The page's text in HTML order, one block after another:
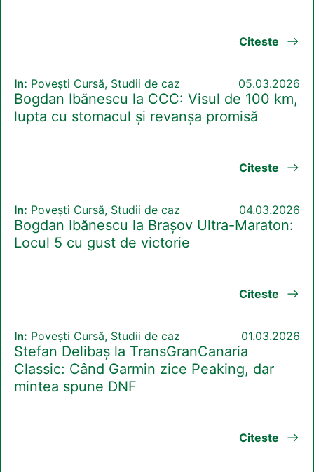
Citeste
In: Povești Cursă, Studii de caz 05.03.2026
Bogdan Ibănescu la CCC: Visul de 100 km,
lupta cu stomacul și revanșa promisă
Citeste
In: Povești Cursă, Studii de caz 04.03.2026
Bogdan Ibănescu la Brașov Ultra-Maraton:
Locul 5 cu gust de victorie
Citeste
In: Povești Cursă, Studii de caz 01.03.2026
Stefan Delibaș la TransGranCanaria
Classic: Când Garmin zice Peaking, dar
mintea spune DNF
Citeste